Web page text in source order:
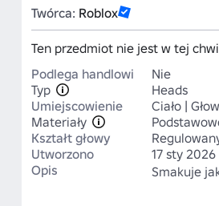
Twórca: Roblox
Ten przedmiot nie jest w tej
Podlega handlowi
Nie
Typ
Heads
Umiejscowienie
Ciało |
Materiały
Kształt głowy
Utworzono
17 sty 2026
Opis
Smakuje